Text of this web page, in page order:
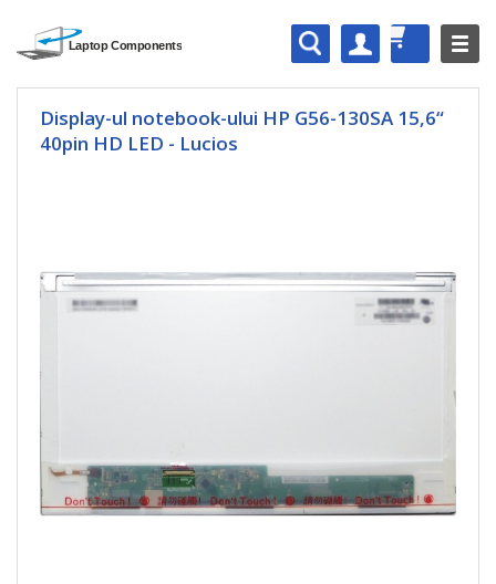
Display-ul notebook-ului HP G56-130SA 15,6“
40pin HD LED - Lucios